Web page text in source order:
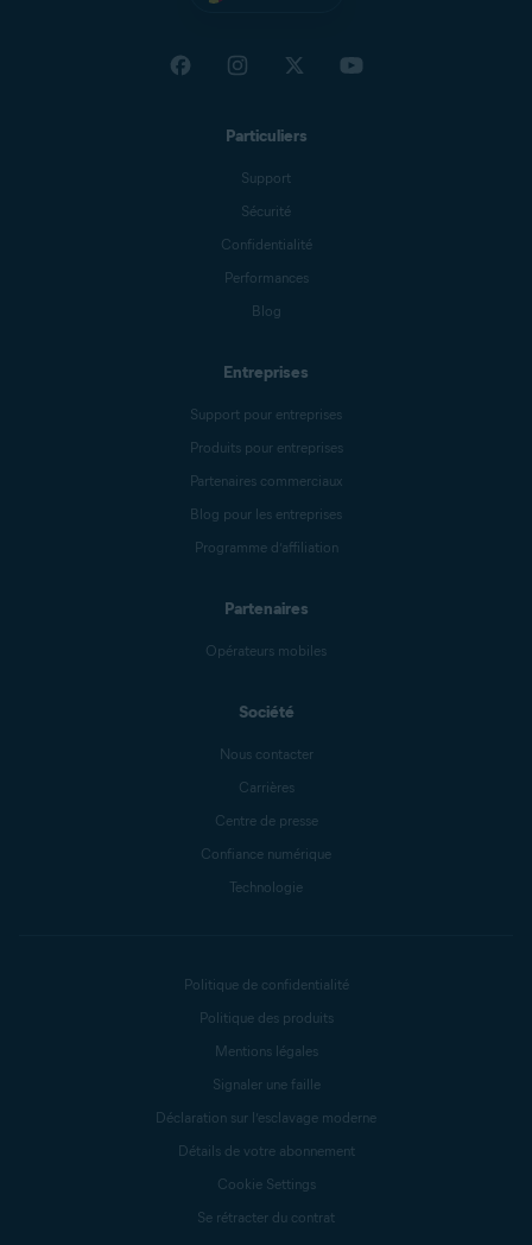
Particuliers
Support
Sécurité
Confidentialité
Performances
Blog
Entreprises
Support pour entreprises
Produits pour entreprises
Partenaires commerciaux
Blog pour les entreprises
Programme d’affiliation
Partenaires
Opérateurs mobiles
Société
Nous contacter
Carrières
Centre de presse
Confiance numérique
Technologie
Politique de confidentialité
Politique des produits
Mentions légales
Signaler une faille
Déclaration sur l’esclavage moderne
Détails de votre abonnement
Cookie Settings
Se rétracter du contrat